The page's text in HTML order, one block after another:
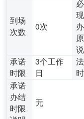
到场
次数
0次
承诺
时限
3个工作
日
承诺
办结
时限
无